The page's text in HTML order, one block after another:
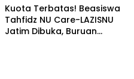
Kuota Terbatas! Beasiswa
Tahfidz NU Care-LAZISNU
Jatim Dibuka, Buruan